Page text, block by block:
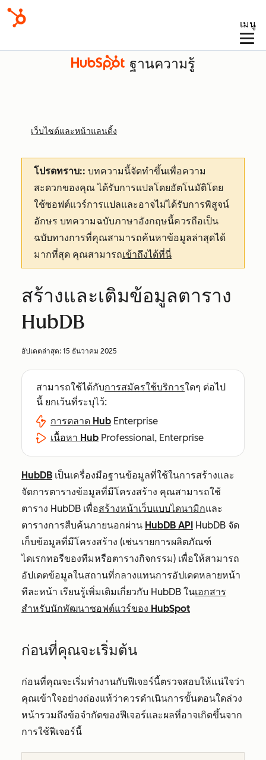
เมนู
ฐานความรู้
เว็บไซต์และหน้าแลนดิ้ง
โปรดทราบ:: บทความนี้จัดทำขึ้นเพื่อความ
สะดวกของคุณได้รับการแปลโดยอัตโนมัติโดย
ใช้ซอฟต์แวร์การแปลและอาจไม่ได้รับการพิสูจน์
อักษร บทความฉบับภาษาอังกฤษนี้ควรถือเป็น
ฉบับทางการที่คุณสามารถค้นหาข้อมูลล่าสุดได้
มากที่สุด คุณสามารถเข้าถึงได้ที่นี่
สร้างและเติมข้อมูลตาราง
HubDB
อัปเดตล่าสุด: 15 ธันวาคม 2025
สามารถใช้ได้กับการสมัครใช้บริการใดๆ ต่อไป
นี้ ยกเว้นที่ระบุไว้:
การตลาด Hub Enterprise
เนื้อหา Hub Professional, Enterprise
HubDB เป็นเครื่องมือฐานข้อมูลที่ใช้ในการสร้างและ
จัดการตารางข้อมูลที่มีโครงสร้าง คุณสามารถใช้
ตาราง HubDB เพื่อสร้างหน้าเว็บแบบไดนามิกและ
ตารางการสืบค้นภายนอกผ่าน HubDB API HubDB จัด
เก็บข้อมูลที่มีโครงสร้าง (เช่นรายการผลิตภัณฑ์
ไดเรกทอรีของทีมหรือตารางกิจกรรม) เพื่อให้สามารถ
อัปเดตข้อมูลในสถานที่กลางแทนการอัปเดตหลายหน้า
ทีละหน้า เรียนรู้เพิ่มเติมเกี่ยวกับ HubDB ในเอกสาร
สำหรับนักพัฒนาซอฟต์แวร์ของ HubSpot
ก่อนที่คุณจะเริ่มต้น
ก่อนที่คุณจะเริ่มทำงานกับฟีเจอร์นี้ตรวจสอบให้แน่ใจว่า
คุณเข้าใจอย่างถ่องแท้ว่าควรดำเนินการขั้นตอนใดล่วง
หน้ารวมถึงข้อจำกัดของฟีเจอร์และผลที่อาจเกิดขึ้นจาก
การใช้ฟีเจอร์นี้